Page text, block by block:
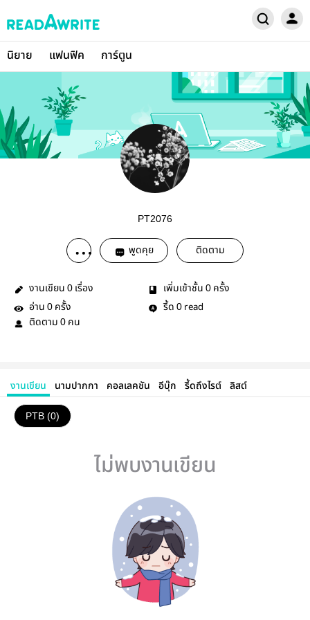
นิยาย แฟนฟิค การ์ตูน
PT2076
พูดคุย ติดตาม
งานเขียน 0 เรื่อง เพิ่มเข้าชั้น 0 ครั้ง
อ่าน 0 ครั้ง รี้ด 0 read
ติดตาม 0 คน
งานเขียน นามปากกา คอลเลคชัน อีบุ๊ก รี้ดถึงไรต์ ลิสต์
PTB (0)
ไม่พบงานเขียน